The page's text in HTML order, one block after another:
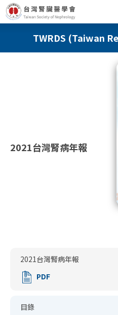
TWRDS (Taiwan
2021台灣腎病年報
2021台灣腎病年報
PDF
目錄